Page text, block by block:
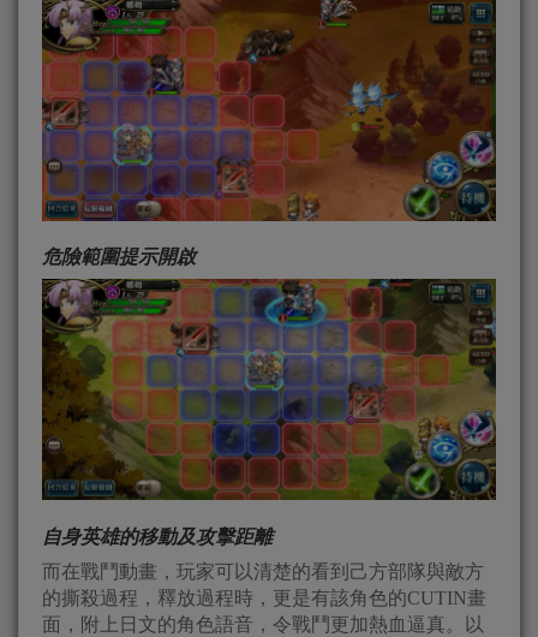
危險範圍提示開啟
自身英雄的移動及攻擊距離
而在戰鬥動畫，玩家可以清楚的看到己方部隊與敵方
的撕殺過程，釋放過程時，更是有該角色的CUTIN畫
面，附上日文的角色語音，令戰鬥更加熱血逼真。以